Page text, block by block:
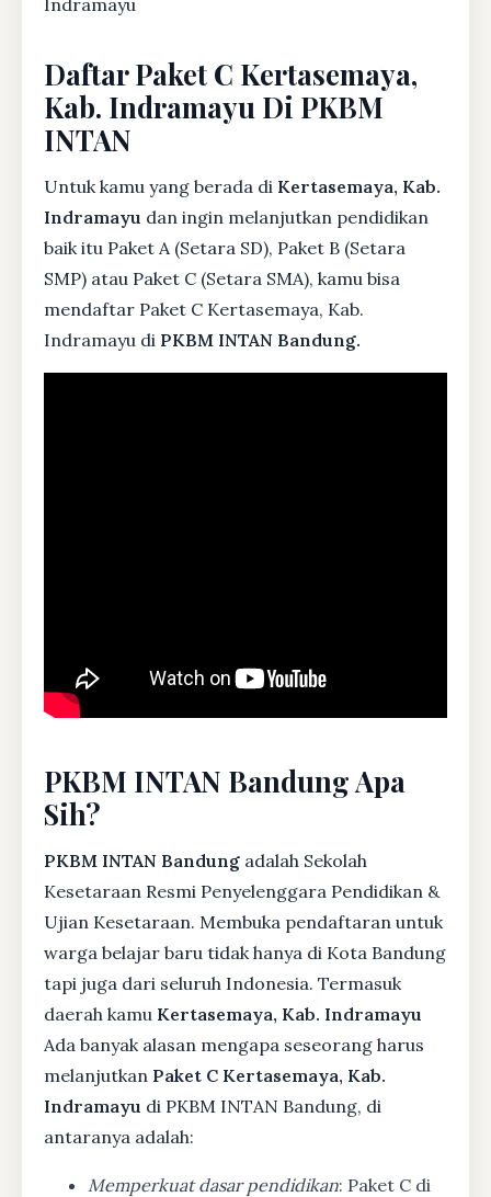
Daftar Paket C Kertasemaya,
Kab. Indramayu Di PKBM
INTAN
Untuk kamu yang berada di Kertasemaya, Kab.
Indramayu dan ingin melanjutkan pendidikan
baik itu Paket A (Setara SD), Paket B (Setara
SMP) atau Paket C (Setara SMA), kamu bisa
mendaftar Paket C Kertasemaya, Kab.
Indramayu di PKBM INTAN Bandung.
PKBM INTAN Bandung Apa
Sih?
PKBM INTAN Bandung adalah Sekolah
Kesetaraan Resmi Penyelenggara Pendidikan &
Ujian Kesetaraan. Membuka pendaftaran untuk
warga belajar baru tidak hanya di Kota Bandung
tapi juga dari seluruh Indonesia. Termasuk
daerah kamu Kertasemaya, Kab. Indramayu
Ada banyak alasan mengapa seseorang harus
melanjutkan Paket C Kertasemaya, Kab.
Indramayu di PKBM INTAN Bandung, di
antaranya adalah:
Memperkuat dasar pendidikan: Paket C di